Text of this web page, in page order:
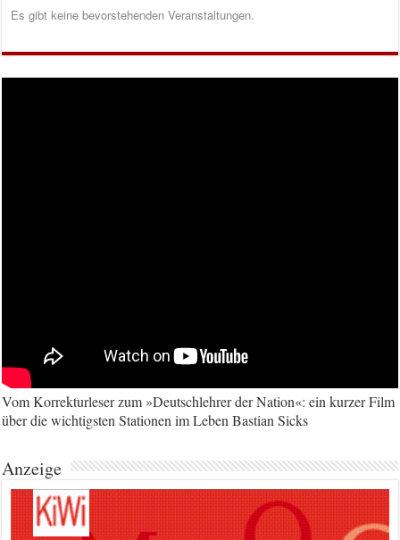
Es gibt keine bevorstehenden Veranstaltungen.
Vom Korrekturleser zum »Deutschlehrer der Nation«: ein kurzer Film
über die wichtigsten Stationen im Leben Bastian Sicks
Anzeige